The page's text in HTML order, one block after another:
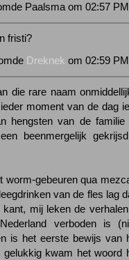
Paalsma om 02:57
fristi?
Dreknek om 02:59
die rare naam
moment van de dag
hengsten van de familie
beenmergelijk
worm-gebeuren qua
van de fles lag
kant, mij leken de
verboden is
is het eerste bewijs van
gelukkig kwam het woord